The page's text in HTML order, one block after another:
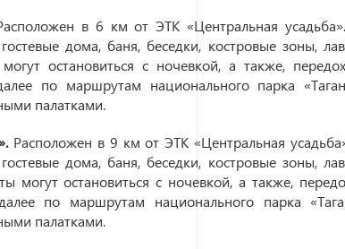
в 6 км от ЭТК «Центральная
гостевые дома, баня, беседки, костровые зоны,
остановиться с ночевкой, а также,
по маршрутам национального парка
палатками.
Расположен в 9 км от ЭТК «Центральная
гостевые дома, баня, беседки, костровые зоны,
могут остановиться с ночевкой, а также,
по маршрутам национального парка
палатками.